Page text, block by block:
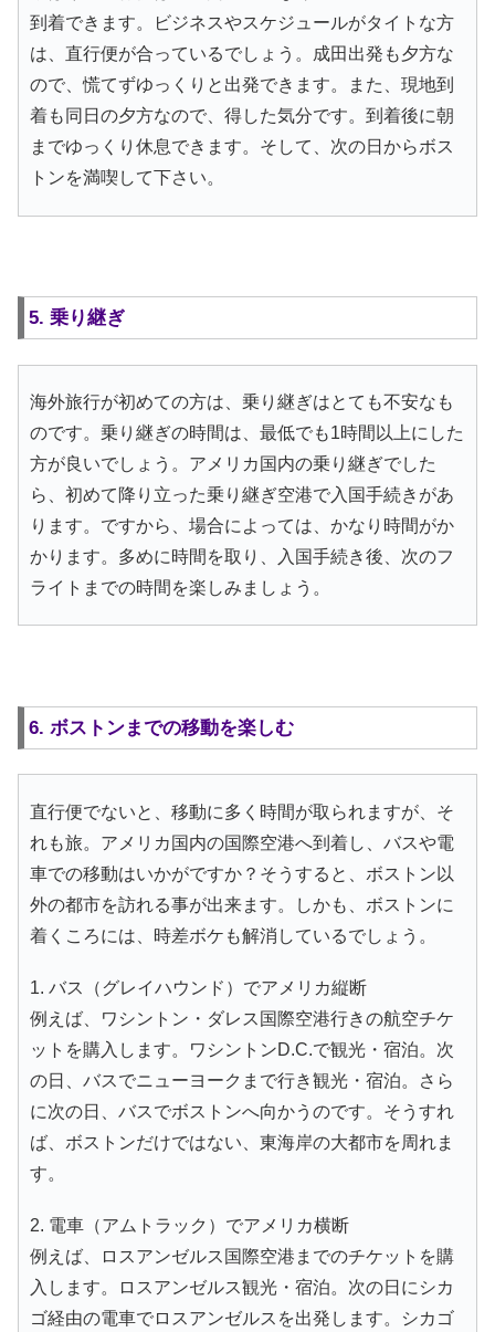
到着できます。ビジネスやスケジュールがタイトな方
は、直行便が合っているでしょう。成田出発も夕方な
ので、慌てずゆっくりと出発できます。また、現地到
着も同日の夕方なので、得した気分です。到着後に朝
までゆっくり休息できます。そして、次の日からボス
トンを満喫して下さい。
5. 乗り継ぎ
海外旅行が初めての方は、乗り継ぎはとても不安なも
のです。乗り継ぎの時間は、最低でも1時間以上にした
方が良いでしょう。アメリカ国内の乗り継ぎでした
ら、初めて降り立った乗り継ぎ空港で入国手続きがあ
ります。ですから、場合によっては、かなり時間がか
かります。多めに時間を取り、入国手続き後、次のフ
ライトまでの時間を楽しみましょう。
6. ボストンまでの移動を楽しむ
直行便でないと、移動に多く時間が取られますが、そ
れも旅。アメリカ国内の国際空港へ到着し、バスや電
車での移動はいかがですか？そうすると、ボストン以
外の都市を訪れる事が出来ます。しかも、ボストンに
着くころには、時差ボケも解消しているでしょう。
1. バス（グレイハウンド）でアメリカ縦断
例えば、ワシントン・ダレス国際空港行きの航空チケ
ットを購入します。ワシントンD.C.で観光・宿泊。次
の日、バスでニューヨークまで行き観光・宿泊。さら
に次の日、バスでボストンへ向かうのです。そうすれ
ば、ボストンだけではない、東海岸の大都市を周れま
す。
2. 電車（アムトラック）でアメリカ横断
例えば、ロスアンゼルス国際空港までのチケットを購
入します。ロスアンゼルス観光・宿泊。次の日にシカ
ゴ経由の電車でロスアンゼルスを出発します。シカゴ